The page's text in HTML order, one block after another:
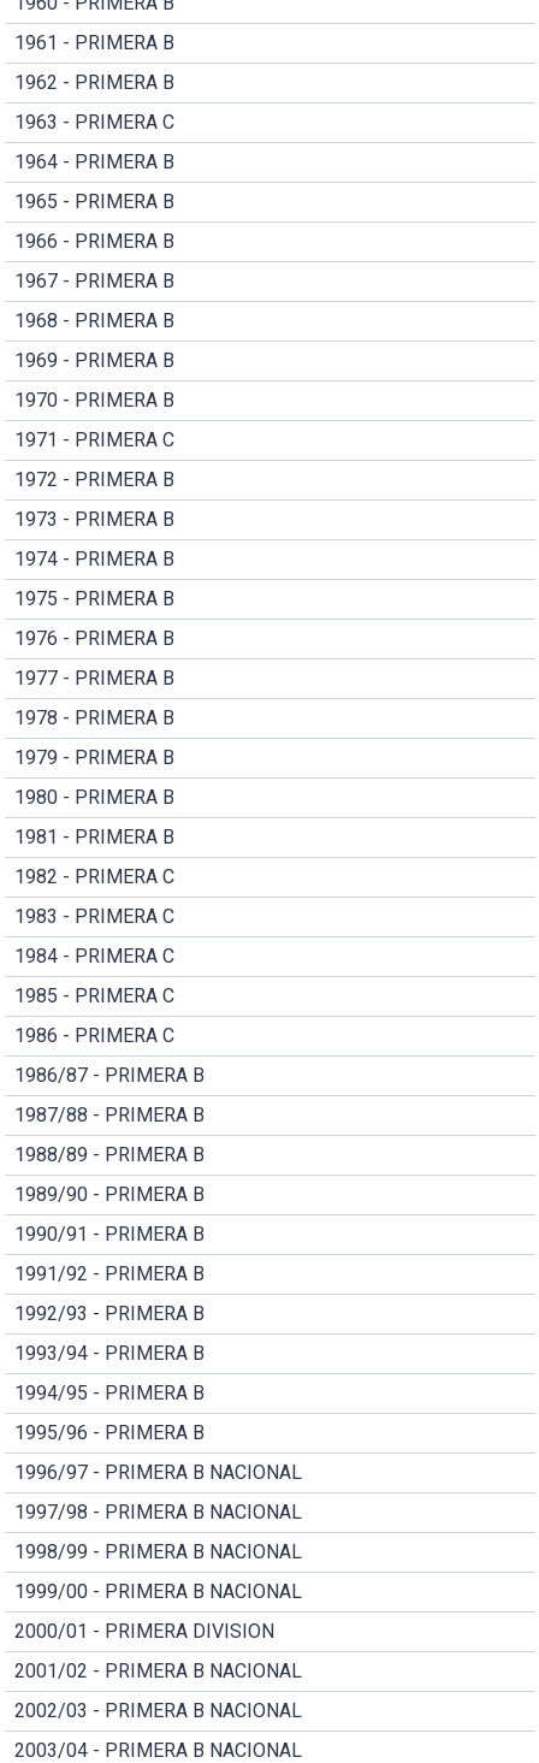
1961 - PRIMERA B
1962 - PRIMERA B
1963 - PRIMERA C
1964 - PRIMERA B
1965 - PRIMERA B
1966 - PRIMERA B
1967 - PRIMERA B
1968 - PRIMERA B
1969 - PRIMERA B
1970 - PRIMERA B
1971 - PRIMERA C
1972 - PRIMERA B
1973 - PRIMERA B
1974 - PRIMERA B
1975 - PRIMERA B
1976 - PRIMERA B
1977 - PRIMERA B
1978 - PRIMERA B
1979 - PRIMERA B
1980 - PRIMERA B
1981 - PRIMERA B
1982 - PRIMERA C
1983 - PRIMERA C
1984 - PRIMERA C
1985 - PRIMERA C
1986 - PRIMERA C
1986/87 - PRIMERA B
1987/88 - PRIMERA B
1988/89 - PRIMERA B
1989/90 - PRIMERA B
1990/91 - PRIMERA B
1991/92 - PRIMERA B
1992/93 - PRIMERA B
1993/94 - PRIMERA B
1994/95 - PRIMERA B
1995/96 - PRIMERA B
1996/97 - PRIMERA B NACIONAL
1997/98 - PRIMERA B NACIONAL
1998/99 - PRIMERA B NACIONAL
1999/00 - PRIMERA B NACIONAL
2000/01 - PRIMERA DIVISION
2001/02 - PRIMERA B NACIONAL
2002/03 - PRIMERA B NACIONAL
2003/04 - PRIMERA B NACIONAL